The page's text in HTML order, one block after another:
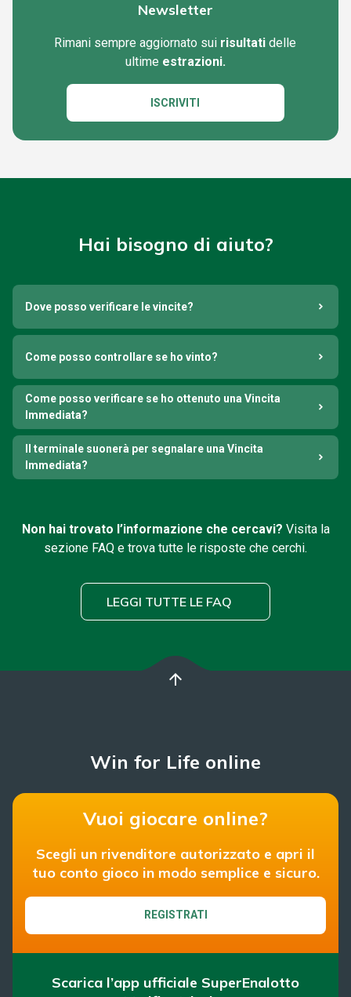
Newsletter
Rimani sempre aggiornato sui risultati delle
ultime estrazioni.
ISCRIVITI
Hai bisogno di aiuto?
Dove posso verificare le vincite?
Come posso controllare se ho vinto?
Come posso verificare se ho ottenuto una Vincita
Immediata?
Il terminale suonerà per segnalare una Vincita
Immediata?
Non hai trovato l’informazione che cercavi? Visita la
sezione FAQ e trova tutte le risposte che cerchi.
LEGGI TUTTE LE FAQ
arrow_upward
Win for Life online
Vuoi giocare online?
Scegli un rivenditore autorizzato e apri il
tuo conto gioco in modo semplice e sicuro.
REGISTRATI
Scarica l’app ufficiale SuperEnalotto